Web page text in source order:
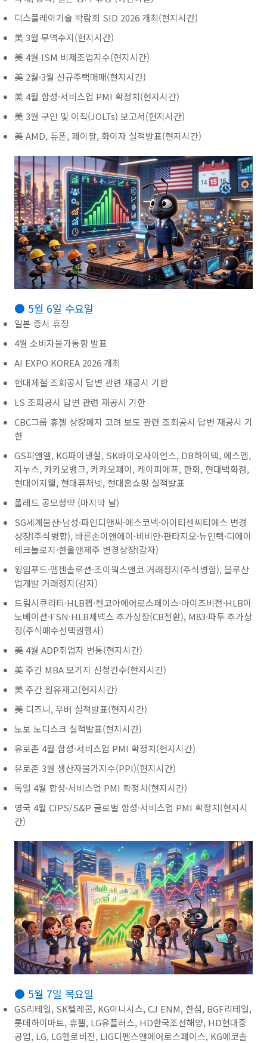
디스플레이기술 박람회 SID 2026 개최(현지시간)
美 3월 무역수지(현지시간)
美 4월 ISM 비제조업지수(현지시간)
美 2월·3월 신규주택매매(현지시간)
美 4월 합성·서비스업 PMI 확정치(현지시간)
美 3월 구인 및 이직(JOLTs) 보고서(현지시간)
美 AMD, 듀폰, 페이팔, 화이자 실적발표(현지시간)
● 5월 6일 수요일
일본 증시 휴장
4월 소비자물가동향 발표
AI EXPO KOREA 2026 개최
현대제철 조회공시 답변 관련 재공시 기한
LS 조회공시 답변 관련 재공시 기한
CBC그룹 휴젤 상장폐지 고려 보도 관련 조회공시 답변 재공시 기
한
GS피앤엘, KG파이낸셜, SK바이오사이언스, DB하이텍, 에스엠,
지누스, 카카오뱅크, 카카오페이, 케이피에프, 한화, 현대백화점,
현대이지웰, 현대퓨처넷, 현대홈쇼핑 실적발표
폴레드 공모청약 (마지막 날)
SG세계물산·남성·파인디앤씨·에스코넥·아이티센씨티에스 변경
상장(주식병합), 바른손이앤에이·비비안·판타지오·뉴인텍·디에이
테크놀로지·한울앤제주 변경상장(감자)
윙입푸드·엠젠솔루션·조이웍스앤코 거래정지(주식병합), 블루산
업개발 거래정지(감자)
드림시큐리티·HLB펩·켄코아에어로스페이스·아이즈비전·HLB이
노베이션·FSN·HLB제넥스 추가상장(CB전환), M83·파두 추가상
장(주식매수선택권행사)
美 4월 ADP취업자 변동(현지시간)
美 주간 MBA 모기지 신청건수(현지시간)
美 주간 원유재고(현지시간)
美 디즈니, 우버 실적발표(현지시간)
노보 노디스크 실적발표(현지시간)
유로존 4월 합성·서비스업 PMI 확정치(현지시간)
유로존 3월 생산자물가지수(PPI)(현지시간)
독일 4월 합성·서비스업 PMI 확정치(현지시간)
영국 4월 CIPS/S&P 글로벌 합성·서비스업 PMI 확정치(현지시
간)
● 5월 7일 목요일
GS리테일, SK텔레콤, KG이니시스, CJ ENM, 한섬, BGF리테일,
롯데하이마트, 휴젤, LG유플러스, HD한국조선해양, HD현대중
공업, LG, LG헬로비전, LIG디펜스앤에어로스페이스, KG에코솔